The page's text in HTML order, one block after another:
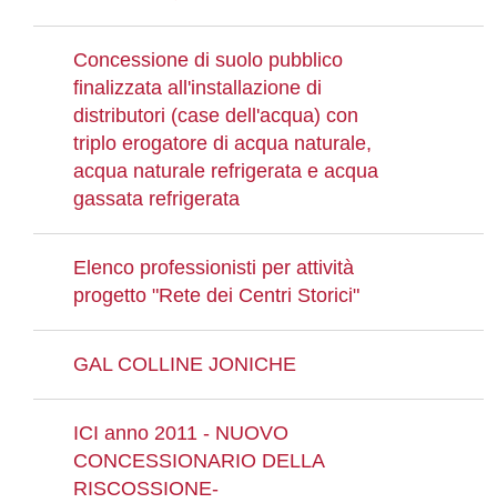
Concessione di suolo pubblico
finalizzata all'installazione di
distributori (case dell'acqua) con
triplo erogatore di acqua naturale,
acqua naturale refrigerata e acqua
gassata refrigerata
Elenco professionisti per attività
progetto "Rete dei Centri Storici"
GAL COLLINE JONICHE
ICI anno 2011 - NUOVO
CONCESSIONARIO DELLA
RISCOSSIONE-